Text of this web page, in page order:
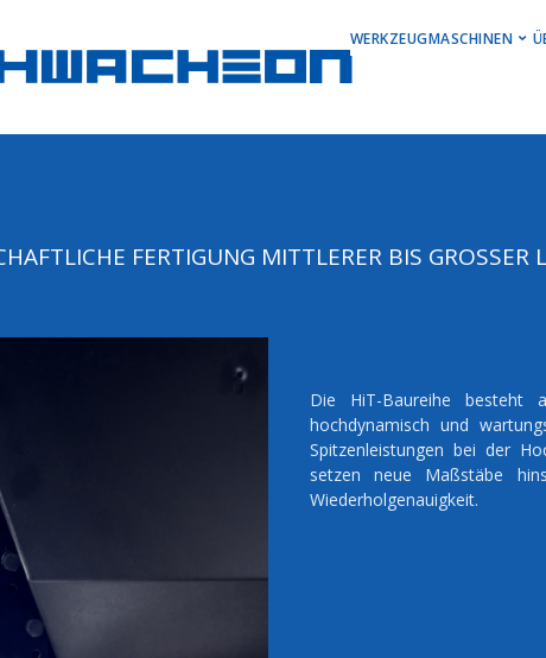
MAIN
WERKZEUGMASCHINEN
Bearbeitungszentren
FERTIGUNG MITTLERER BIS GROSSER
Die HiT-Baureihe besteht
hochdynamisch und
Spitzenleistungen bei der
setzen neue Maßstäbe
Wiederholgenauigkeit.